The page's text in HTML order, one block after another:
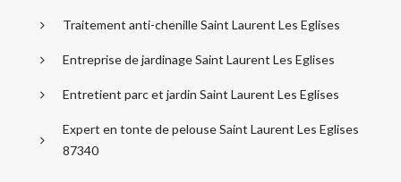
Traitement anti-chenille Saint Laurent Les Eglises
Entreprise de jardinage Saint Laurent Les Eglises
Entretient parc et jardin Saint Laurent Les Eglises
Expert en tonte de pelouse Saint Laurent Les Eglises
87340